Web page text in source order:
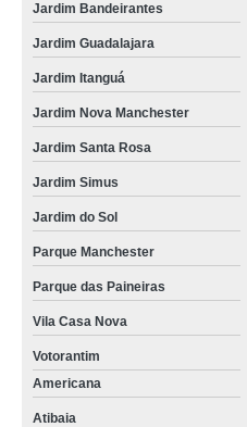
Jardim Bandeirantes
Jardim Guadalajara
Jardim Itanguá
Jardim Nova Manchester
Jardim Santa Rosa
Jardim Simus
Jardim do Sol
Parque Manchester
Parque das Paineiras
Vila Casa Nova
Votorantim
Americana
Atibaia